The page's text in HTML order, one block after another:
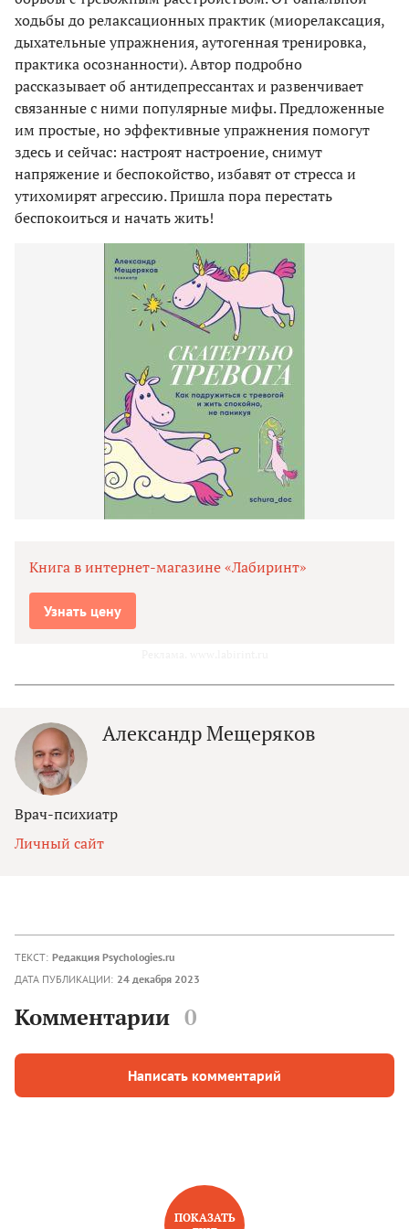
ходьбы до релаксационных практик (миорелаксация,
дыхательные упражнения, аутогенная тренировка,
практика осознанности). Автор подробно
рассказывает об антидепрессантах и развенчивает
связанные с ними популярные мифы. Предложенные
им простые, но эффективные упражнения помогут
здесь и сейчас: настроят настроение, снимут
напряжение и беспокойство, избавят от стресса и
утихомирят агрессию. Пришла пора перестать
беспокоиться и начать жить!
Книга в интернет-магазине «Лабиринт»
Узнать цену
Александр Мещеряков
Врач-психиатр
Личный сайт
ТЕКСТ: Редакция Psychologies.ru
ДАТА ПУБЛИКАЦИИ: 24 декабря 2023
Комментарии 0
Написать комментарий
ПОКАЗАТЬ